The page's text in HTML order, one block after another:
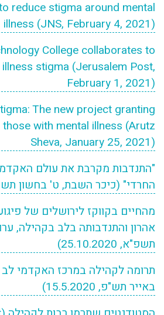
reduce stigma around mental
illness (JNS, February 4, 2021)
College collaborates to
stigma (Jerusalem Post,
February 1, 2021)
The new project granting
with mental illness (Arutz
Sheva, January 25, 2021)
"התנדבות מקרבת את עולם
החרדי" (כיכר השבת, ט' בחשון תשפ"א,
מהחיים בקווקז לירושלים של
תשפ"א, 25.10.2020)
תרומה לקהילה במרכז האקדמי
באייר תש"פ, 15.5.2020)